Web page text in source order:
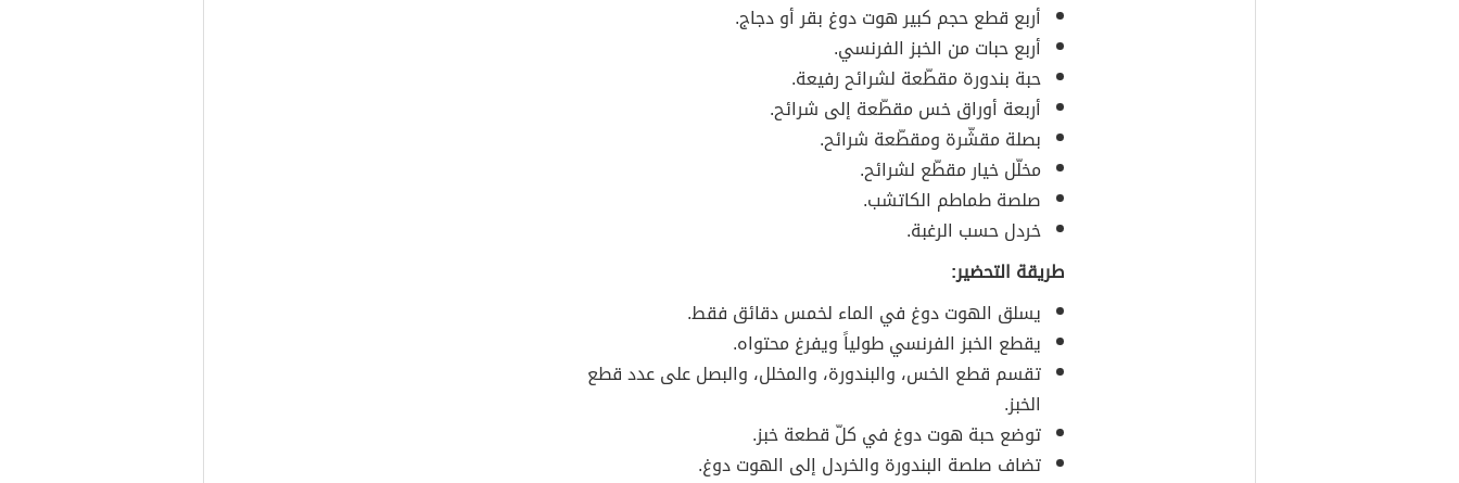
أربع قطع حجم كبير هوت دوغ بقر أو دجاج.
أربع حبات من الخبز الفرنسي.
حبة بندورة مقطّعة لشرائح رفيعة.
أربعة أوراق خس مقطّعة إلى شرائح.
بصلة مقشّرة ومقطّعة شرائح.
مخلّل خيار مقطّع لشرائح.
صلصة طماطم الكاتشب.
خردل حسب الرغبة.
طريقة التحضير:
يسلق الهوت دوغ في الماء لخمس دقائق فقط.
يقطع الخبز الفرنسي طولياً ويفرغ محتواه.
تقسم قطع الخس، والبندورة، والمخلل، والبصل على عدد قطع
الخبز.
توضع حبة هوت دوغ في كلّ قطعة خبز.
تضاف صلصة البندورة والخردل إلى الهوت دوغ.